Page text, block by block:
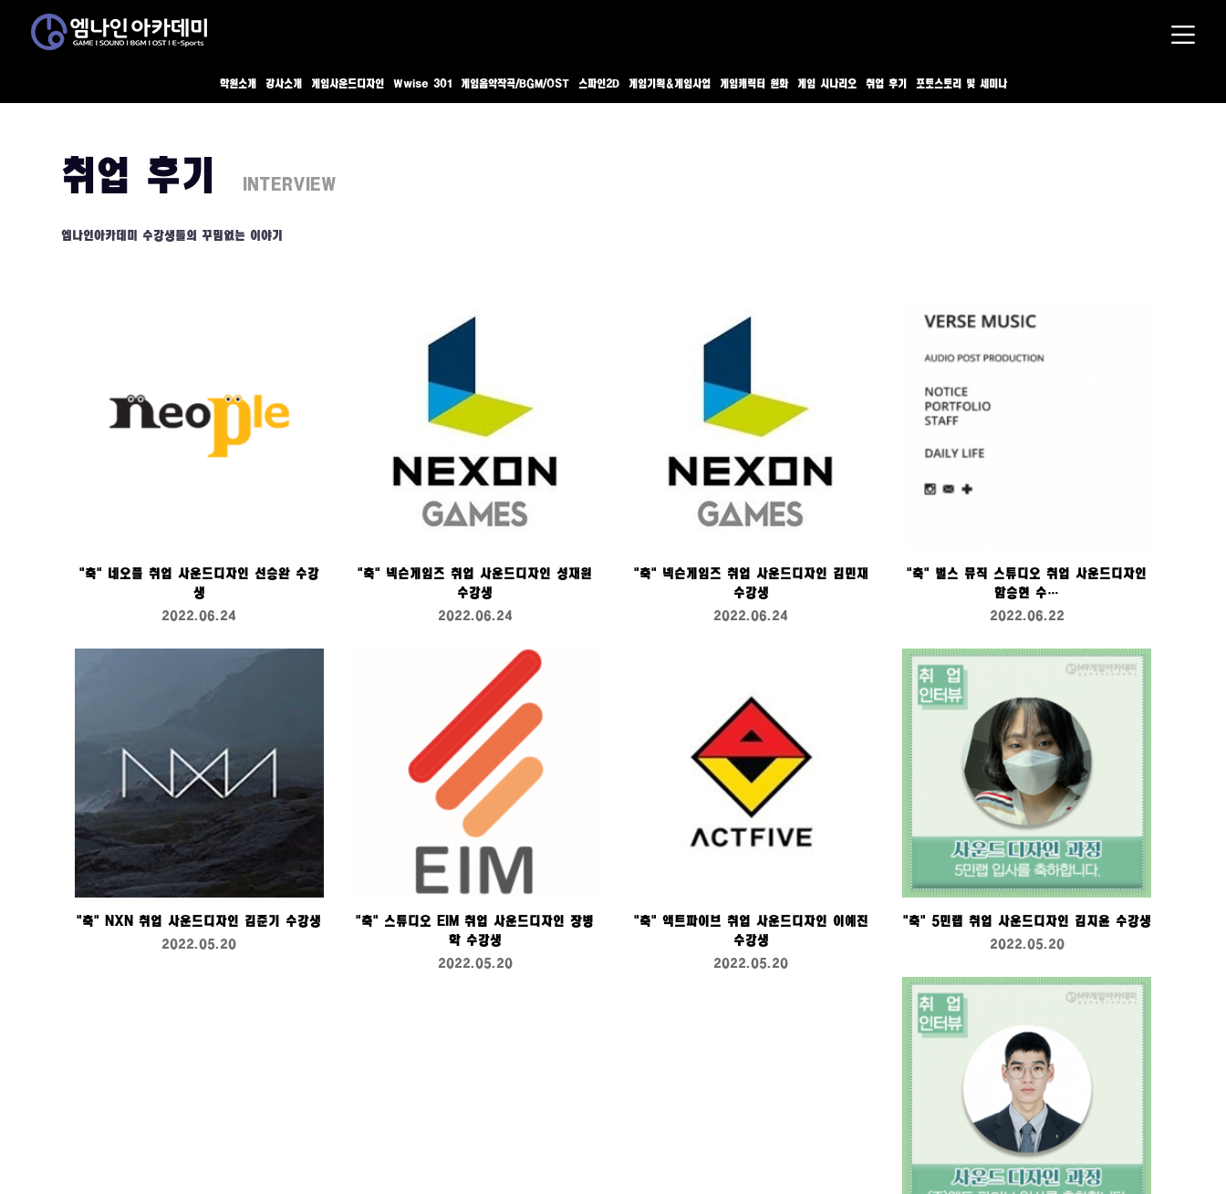
학원소개 강사소개 게임사운드디자인 Wwise 301 게임음악작곡/BGM/OST 스파인2D 게임기획&게임사업 게임캐릭터 원화 게임 시나리오 취업 후기 포토스토리 및 세미나
취업 후기 INTERVIEW
엠나인아카데미 수강생들의 꾸밈없는 이야기
"축" 네오플 취업 사운드디자인 선승완 수강
생
2022.06.24
"축" 넥슨게임즈 취업 사운드디자인 성재원
수강생
2022.06.24
"축" 넥슨게임즈 취업 사운드디자인 김민재
수강생
2022.06.24
"축" 벌스 뮤직 스튜디오 취업 사운드디자인
함승현 수…
2022.06.22
"축" NXN 취업 사운드디자인 김준기 수강생
2022.05.20
"축" 스튜디오 EIM 취업 사운드디자인 장병
학 수강생
2022.05.20
"축" 액트파이브 취업 사운드디자인 이예진
수강생
2022.05.20
"축" 5민랩 취업 사운드디자인 김지윤 수강생
2022.05.20